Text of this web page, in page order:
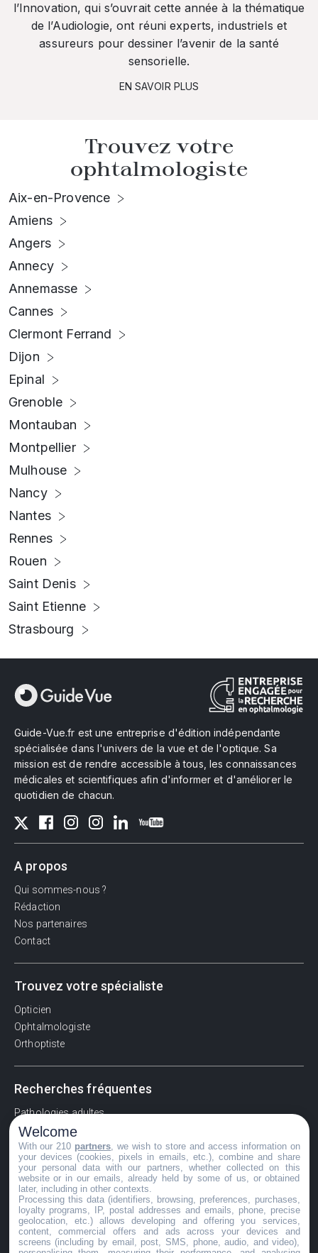
l’Innovation, qui s’ouvrait cette année à la thématique
de l’Audiologie, ont réuni experts, industriels et
assureurs pour dessiner l’avenir de la santé
sensorielle.
EN SAVOIR PLUS
Trouvez votre
ophtalmologiste
Aix-en-Provence
Amiens
Angers
Annecy
Annemasse
Cannes
Clermont Ferrand
Dijon
Epinal
Grenoble
Montauban
Montpellier
Mulhouse
Nancy
Nantes
Rennes
Rouen
Saint Denis
Saint Etienne
Strasbourg
Guide-Vue.fr est une entreprise d'édition indépendante
spécialisée dans l'univers de la vue et de l'optique. Sa
mission est de rendre accessible à tous, les connaissances
médicales et scientifiques afin d'informer et d'améliorer le
quotidien de chacun.
A propos
Qui sommes-nous ?
Rédaction
Nos partenaires
Contact
Trouvez votre spécialiste
Opticien
Ophtalmologiste
Orthoptiste
Recherches fréquentes
Pathologies adultes
Signes d'une urgence ophtalmologique
La vision
Acuité visuelle
Myosis / mydriase
Œdème oculaire
©GuideVue2024
Welcome
With our 210 partners , we wish to store and access information on
your devices (cookies, pixels in emails, etc.), combine and share
your personal data with our partners, whether collected on this
website or in our emails, already held by some of us, or obtained
later, including in other contexts.
Processing this data (identifiers, browsing, preferences, purchases,
loyalty programs, IP, postal addresses and emails, phone, precise
geolocation, etc.) allows developing and offering you services,
content, commercial offers and ads across your devices and
screens (including by email, post, SMS, phone, audio, and video),